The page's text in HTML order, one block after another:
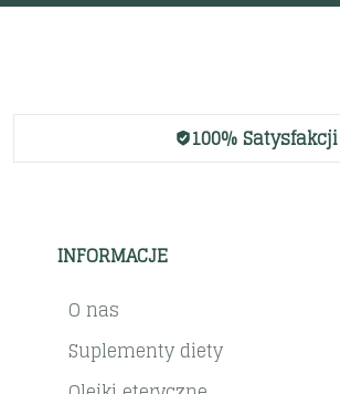
100% Satysfakcji
INFORMACJE
O nas
Suplementy diety